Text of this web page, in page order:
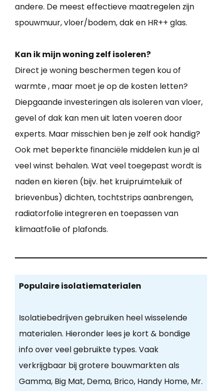
andere. De meest effectieve maatregelen zijn
spouwmuur, vloer/bodem, dak en HR++ glas.
Kan ik mijn woning zelf isoleren?
Direct je woning beschermen tegen kou of
warmte , maar moet je op de kosten letten?
Diepgaande investeringen als isoleren van vloer,
gevel of dak kan men uit laten voeren door
experts. Maar misschien ben je zelf ook handig?
Ook met beperkte financiële middelen kun je al
veel winst behalen. Wat veel toegepast wordt is
naden en kieren (bijv. het kruipruimteluik of
brievenbus) dichten, tochtstrips aanbrengen,
radiatorfolie integreren en toepassen van
klimaatfolie of plafonds.
Populaire isolatiematerialen
Isolatiebedrijven gebruiken heel wisselende
materialen. Hieronder lees je kort & bondige
info over veel gebruikte types. Vaak
verkrijgbaar bij grotere bouwmarkten als
Gamma, Big Mat, Dema, Brico, Handy Home, Mr.